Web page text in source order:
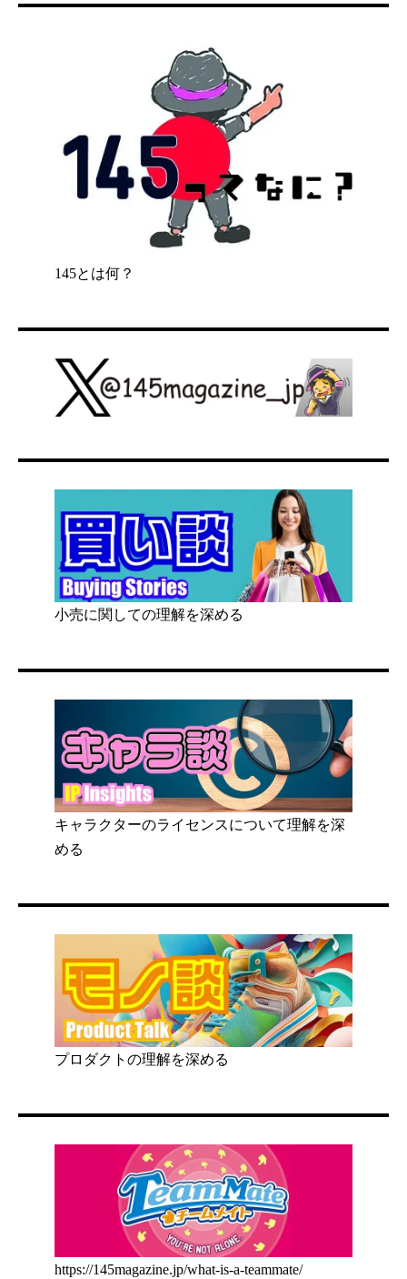
145とは何？
小売に関しての理解を深める
キャラクターのライセンスについて理解を深
める
プロダクトの理解を深める
https://145magazine.jp/what-is-a-teammate/